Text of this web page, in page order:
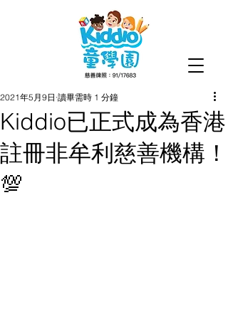
Kiddio已正式成為香港
註冊非牟利慈善機構！
💯
2021年5月9日 讀畢需時 1 分鐘